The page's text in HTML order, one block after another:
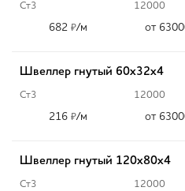
Ст3 12000
682 ₽/м от
Швеллер гнутый 60х32х4
Ст3 12000
216 ₽/м от
Швеллер гнутый 120х80х4
Ст3 12000